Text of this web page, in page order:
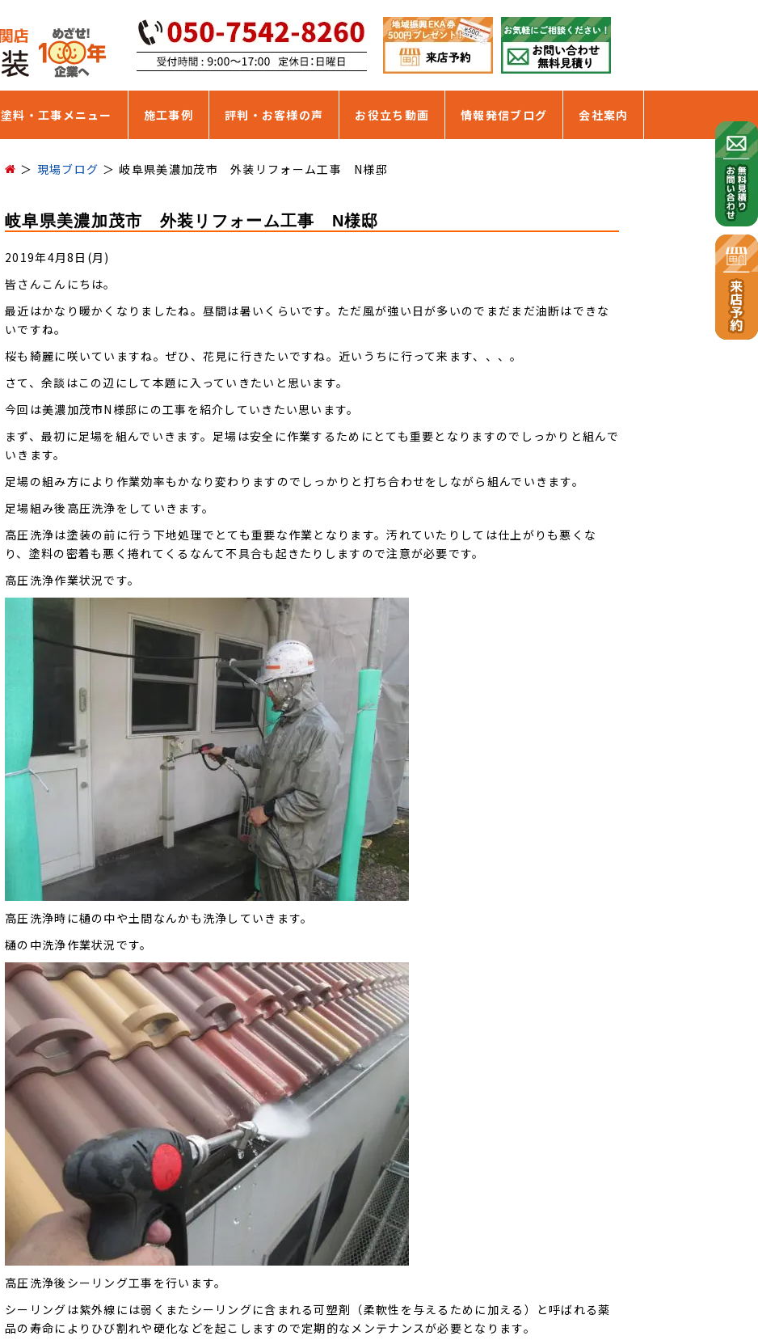
塗料・工事メニュー 施工事例 評判・お客様の声 お役立ち動画 情報発信ブログ 会社案内
現場ブログ 岐阜県美濃加茂市 外装リフォーム工事 N様邸
岐阜県美濃加茂市 外装リフォーム工事 N様邸
2019年4月8日(月)
皆さんこんにちは。
最近はかなり暖かくなりましたね。昼間は暑いくらいです。ただ風が強い日が多いのでまだまだ油断はできな
いですね。
桜も綺麗に咲いていますね。ぜひ、花見に行きたいですね。近いうちに行って来ます、、、。
さて、余談はこの辺にして本題に入っていきたいと思います。
今回は美濃加茂市N様邸にの工事を紹介していきたい思います。
まず、最初に足場を組んでいきます。足場は安全に作業するためにとても重要となりますのでしっかりと組んで
いきます。
足場の組み方により作業効率もかなり変わりますのでしっかりと打ち合わせをしながら組んでいきます。
足場組み後高圧洗浄をしていきます。
高圧洗浄は塗装の前に行う下地処理でとても重要な作業となります。汚れていたりしては仕上がりも悪くな
り、塗料の密着も悪く捲れてくるなんて不具合も起きたりしますので注意が必要です。
高圧洗浄作業状況です。
高圧洗浄時に樋の中や土間なんかも洗浄していきます。
樋の中洗浄作業状況です。
高圧洗浄後シーリング工事を行います。
シーリングは紫外線には弱くまたシーリングに含まれる可塑剤（柔軟性を与えるために加える）と呼ばれる薬
品の寿命によりひび割れや硬化などを起こしますので定期的なメンテナンスが必要となります。